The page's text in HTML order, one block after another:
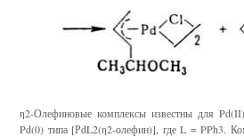
η2-Олефиновые комплексы известны для
Pd(0) типа [РdL2(η2-олефин)], где L = PPh3.